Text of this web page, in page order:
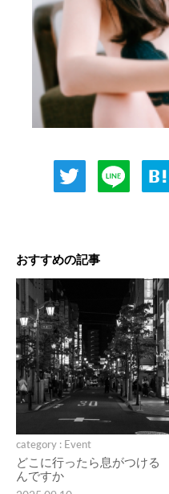
おすすめの記事
category : Event
どこに行ったら息がつける
んですか